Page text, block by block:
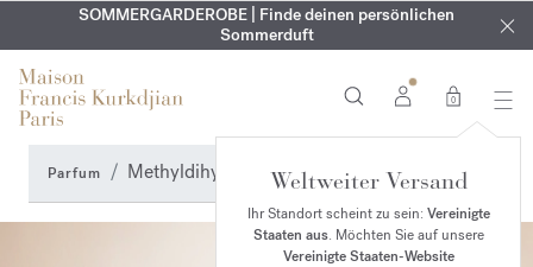
EXKLUSIV | Erhalten Sie OUD velvet moodin Ihrer Bestellung*
KOSTENLOSE GRAVUR | Auf alle Düfte und Körperöle bis zum
9. August
SOMMERGARDEROBE | Finde deinen persönlichen
Sommerduft
0
Weltweiter Versand
Ihr Standort scheint zu sein: Vereinigte
Staaten aus. Möchten Sie auf unsere
Vereinigte Staaten-Website
Parfum Methyldihydrojasmonat Parfum